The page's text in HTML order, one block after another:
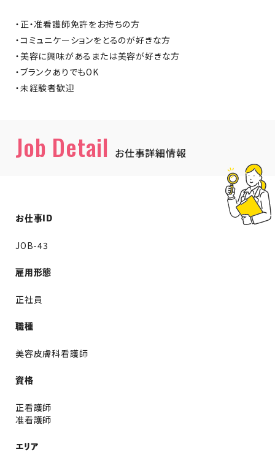
・正・准看護師免許をお持ちの方
・コミュニケーションをとるのが好きな方
・美容に興味があるまたは美容が好きな方
・ブランクありでもOK
・未経験者歓迎
Job Detail お仕事詳細情報
お仕事ID
JOB-43
雇用形態
正社員
職種
美容皮膚科看護師
資格
正看護師
准看護師
エリア